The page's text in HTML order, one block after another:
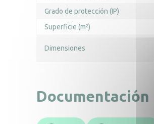
Grado de protección (IP)
Superficie (m²)
Dimensiones
Documentación